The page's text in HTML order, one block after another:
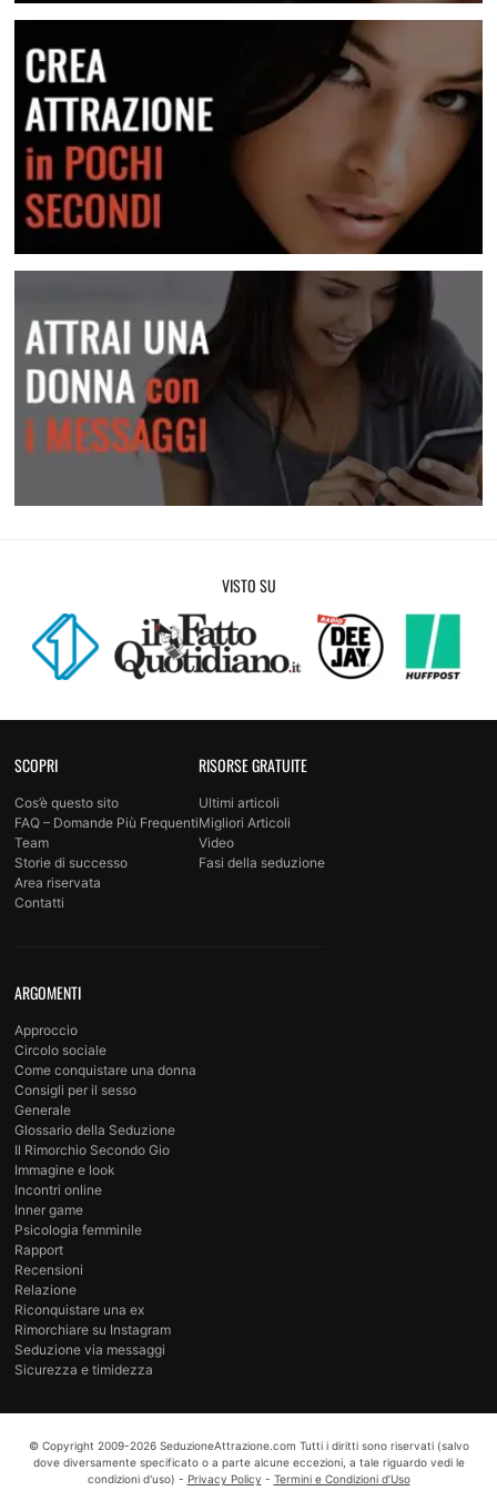
Conosci centinaia di donne nuove
Crea attrazione in pochi secondi
VISTO SU
SCOPRI
Cos’è questo sito
FAQ – Domande Più Frequenti
Team
Storie di successo
Area riservata
Contatti
RISORSE GRATUITE
Ultimi articoli
Migliori Articoli
Video
Fasi della seduzione
ARGOMENTI
Approccio
Circolo sociale
Come conquistare una donna
Consigli per il sesso
Generale
Glossario della Seduzione
Il Rimorchio Secondo Gio
Immagine e look
Incontri online
Inner game
Psicologia femminile
Rapport
Recensioni
Relazione
Riconquistare una ex
Rimorchiare su Instagram
Seduzione via messaggi
Sicurezza e timidezza
© Copyright 2009-2026 SeduzioneAttrazione.com Tutti i diritti sono riservati (salvo
dove diversamente specificato o a parte alcune eccezioni, a tale riguardo vedi le
condizioni d'uso) - Privacy Policy - Termini e Condizioni d’Uso